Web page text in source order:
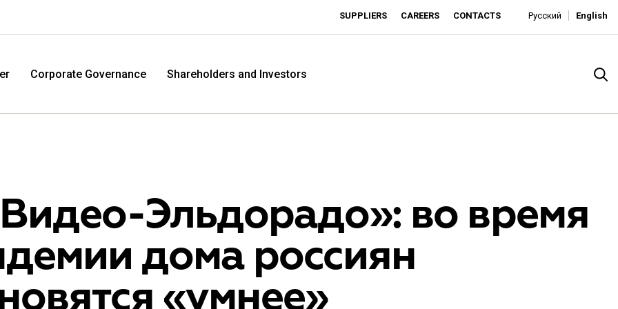
SUPPLIERS CAREERS CONTACTS Русский English
M.Video
M.Video is developing as a universal retailer in the
Eldorado is developing as an affordable retailer and a
Corporate Governance Shareholders and Investors
Эльдорадо»: во время
дома россиян
«умнее»